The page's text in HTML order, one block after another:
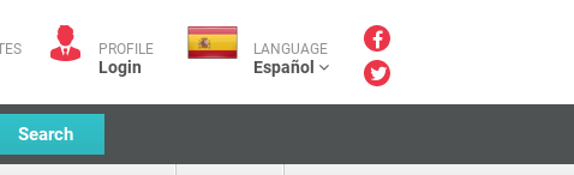
PROFILE
Login
LANGUAGE
Español
Search